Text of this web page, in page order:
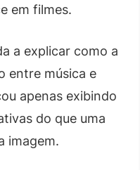
em filmes.
a explicar como a
entre música e
apenas exibindo
do que uma
imagem.